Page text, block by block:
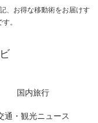
、お得な移動術をお届けす
。
国内旅行
通・観光ニュース